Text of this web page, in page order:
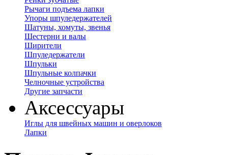
Рычаги подъема лапки
Упоры шпуледержателей
Шатуны, хомуты, звенья
Шестерни и валы
Ширители
Шпуледержатели
Шпульки
Шпульные колпачки
Челночные устройства
Другие запчасти
Аксессуары
Иглы для швейных машин и оверлоков
Лапки